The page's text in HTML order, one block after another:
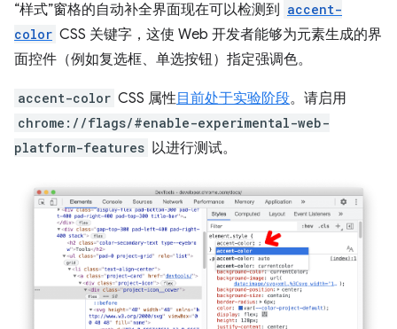
“样式”窗格的自动补全界面现在可以检测到 accent-
color CSS 关键字，这使 Web 开发者能够为元素生成的界
面控件（例如复选框、单选按钮）指定强调色。
accent-color CSS 属性目前处于实验阶段。请启用
chrome://flags/#enable-experimental-web-
platform-features 以进行测试。